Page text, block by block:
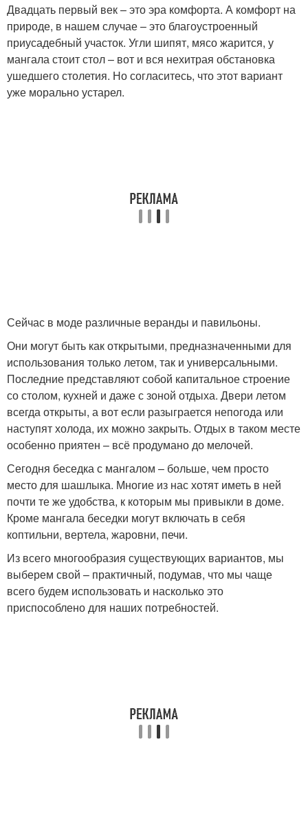
Двадцать первый век – это эра комфорта. А комфорт на
природе, в нашем случае – это благоустроенный
приусадебный участок. Угли шипят, мясо жарится, у
мангала стоит стол – вот и вся нехитрая обстановка
ушедшего столетия. Но согласитесь, что этот вариант
уже морально устарел.
Сейчас в моде различные веранды и павильоны.
Они могут быть как открытыми, предназначенными для
использования только летом, так и универсальными.
Последние представляют собой капитальное строение
со столом, кухней и даже с зоной отдыха. Двери летом
всегда открыты, а вот если разыграется непогода или
наступят холода, их можно закрыть. Отдых в таком месте
особенно приятен – всё продумано до мелочей.
Сегодня беседка с мангалом – больше, чем просто
место для шашлыка. Многие из нас хотят иметь в ней
почти те же удобства, к которым мы привыкли в доме.
Кроме мангала беседки могут включать в себя
коптильни, вертела, жаровни, печи.
Из всего многообразия существующих вариантов, мы
выберем свой – практичный, подумав, что мы чаще
всего будем использовать и насколько это
приспособлено для наших потребностей.